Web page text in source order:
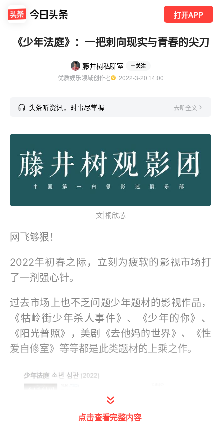
打开APP
《少年法庭》：一把刺向现实与青春的尖刀
藤井树私聊室 关注
优质娱乐领域创作者
  2022-3-20 14:00
头条听资讯，时事尽掌握 去听全文
文|桐欣芯
网飞够狠！
2022年初春之际，立刻为疲软的影视市场打
了一剂强心针。
过去市场上也不乏问题少年题材的影视作品，
《牯岭街少年杀人事件》、《少年的你》、
《阳光普照》，美剧《去他妈的世界》、《性
爱自修室》等等都是此类题材的上乘之作。
点击查看完整内容